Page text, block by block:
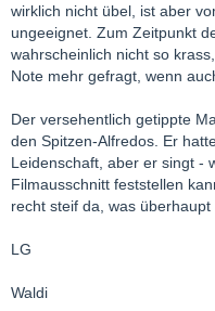
wirklich nicht übel, ist aber
ungeeignet. Zum Zeitpunkt
wahrscheinlich nicht so
Note mehr gefragt, wenn
Der versehentlich getippte
den Spitzen-Alfredos. Er
Leidenschaft, aber er singt -
Filmausschnitt feststellen
recht steif da, was überhaupt
LG
Waldi